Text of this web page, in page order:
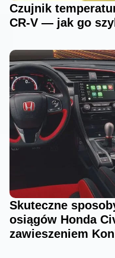
Czujnik
CR-V — jak go
Skuteczne
osiągów Honda
zawieszeniem